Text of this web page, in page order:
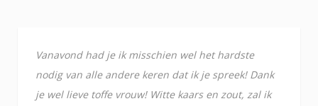
Vanavond had je ik misschien wel het hardste
nodig van alle andere keren dat ik je spreek! Dank
je wel lieve toffe vrouw! Witte kaars en zout, zal ik